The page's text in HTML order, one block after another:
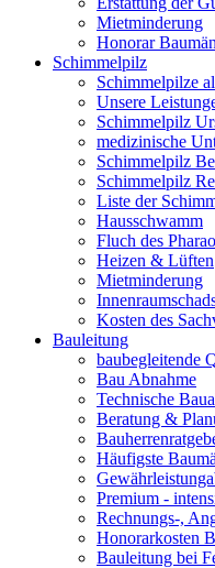
Mietminderung
Honorar
Schimmelpilz
Schimmelpilze
Unsere
Schimmelpilz
medizinische
Schimmelpilz
Schimmelpilz
Liste der
Hausschwamm
Fluch des Pharao
Heizen & Lüften
Mietminderung
Kosten des
Bauleitung
baubegleitende
Bau Abnahme
Technische
Beratung &
Häufigste
Premium -
Rechnungs-,
Honorarkosten
Bauleitung bei